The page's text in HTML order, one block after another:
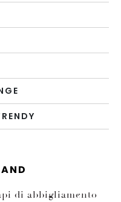
di abbigliamento